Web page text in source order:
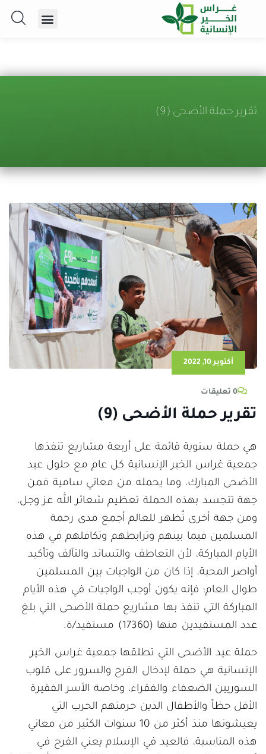
تقرير حملة الأضحى (9)
أكتوبر 10, 2022
0 تعليقات
تقرير حملة الأضحى (9)
هي حملة سنوية قائمة على أربعة مشاريع تنفذها
جمعية غراس الخير الإنسانية كل عام مع حلول عيد
الأضحى المبارك، وما يحمله من معاني سامية فمن
جهة تتجسد بهذه الحملة تعظيم شعائر الله عز وجل،
ومن جهة أخرى تُظهر للعالم أجمع مدى رحمة
المسلمين فيما بينهم وترابطهم وتكافلهم في هذه
الأيام المباركة، لأن التعاطف والتساند والتآلف وتأكيد
أواصر المحبة، إذا كان من الواجبات بين المسلمين
طوال العام؛ فإنه يكون أوجب الواجبات في هذه الأيام
المباركة التي تنفذ بها مشاريع حملة الأضحى التي بلغ
عدد المستفيدين منها (17360) مستفيد/ة.
حملة عيد الأضحى التي تطلقها جمعية غراس الخير
الإنسانية هي حملة لإدخال الفرح والسرور على قلوب
السوريين الضعفاء والفقراء، وخاصة الأسر الفقيرة
الأقل حظاً والأطفال الذين حرمتهم الحرب التي
يعيشونها منذ أكثر من 10 سنوات الكثير من معاني
هذه المناسبة، فالعيد في الإسلام يعني الفرح في